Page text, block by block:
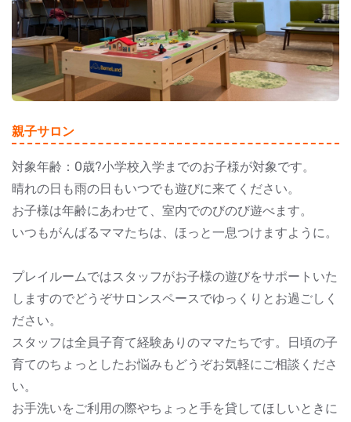
親子サロン
対象年齢：0歳?小学校入学までのお子様が対象です。
晴れの日も雨の日もいつでも遊びに来てください。
お子様は年齢にあわせて、室内でのびのび遊べます。
いつもがんばるママたちは、ほっと一息つけますように。
プレイルームではスタッフがお子様の遊びをサポートいた
しますのでどうぞサロンスペースでゆっくりとお過ごしく
ださい。
スタッフは全員子育て経験ありのママたちです。日頃の子
育てのちょっとしたお悩みもどうぞお気軽にご相談くださ
い。
お手洗いをご利用の際やちょっと手を貸してほしいときに